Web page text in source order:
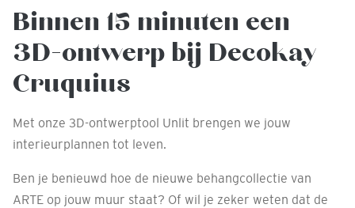
Binnen 15 minuten een
3D-ontwerp bij Decokay
Cruquius
Met onze 3D-ontwerptool Unlit brengen we jouw
interieurplannen tot leven.
Ben je benieuwd hoe de nieuwe behangcollectie van
ARTE op jouw muur staat? Of wil je zeker weten dat de